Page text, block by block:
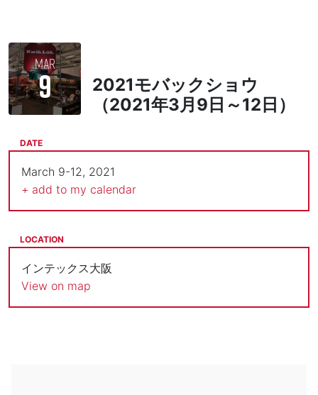
2021モバックショウ
（2021年3月9日～12日）
MAR
9
DATE
March 9-12, 2021
+ add to my calendar
LOCATION
インテックス大阪
View on map